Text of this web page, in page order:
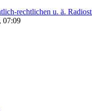
rechtlichen u. ä.
07:09